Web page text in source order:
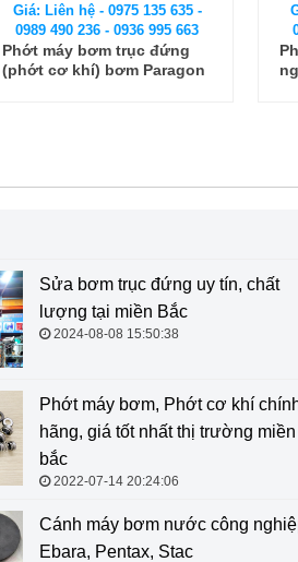
Giá: Liên hệ - 0975 135 635 -
0989 490 236 - 0936 995 663
Phớt cơ khí máy bơm trục
ngang Pentax type 155
Sửa bơm trục đứng uy tín, chất
lượng tại miền Bắc
2024-08-08 15:50:38
Phớt máy bơm, Phớt cơ khí
hãng, giá tốt nhất thị trường miền
bắc
2022-07-14 20:24:06
Cánh máy bơm nước công
Ebara, Pentax, Stac